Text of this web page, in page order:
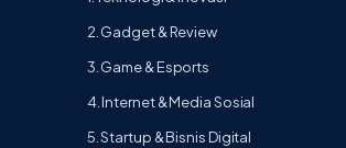
2. Gadget & Review
3. Game & Esports
4. Internet & Media Sosial
5. Startup & Bisnis Digital